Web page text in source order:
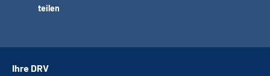
teilen
Ihre DRV